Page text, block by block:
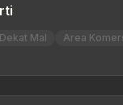
Dekat Mal Area